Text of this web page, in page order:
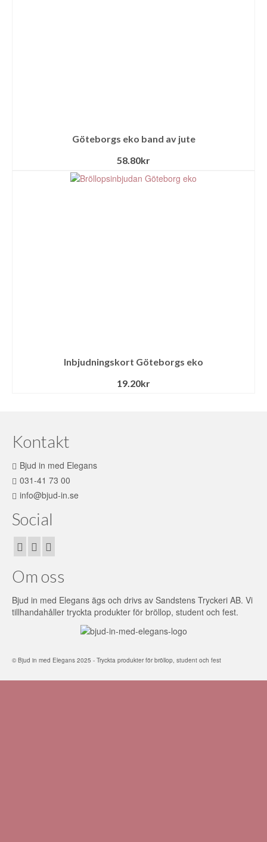
Göteborgs eko band av jute
58.80kr
Inbjudningskort Göteborgs eko
19.20kr
Kontakt
Bjud in med Elegans
031-41 73 00
info@bjud-in.se
Social
Om oss
Bjud in med Elegans ägs och drivs av Sandstens Tryckeri AB. Vi
tillhandahåller tryckta produkter för bröllop, student och fest.
© Bjud in med Elegans 2025 - Tryckta produkter för bröllop, student och fest